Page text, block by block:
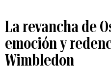
La revancha de
emoción y
Wimbledon